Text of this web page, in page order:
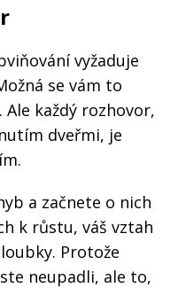
vyžaduje
se vám to
každý rozhovor,
dveřmi, je
a začnete o nich
k růstu, váš vztah
Protože
neupadli, ale to,